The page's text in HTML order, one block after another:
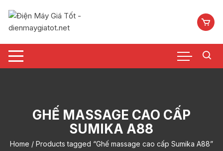
nội
GHẾ MASSAGE CAO CẤP
SUMIKA A88
Home / Products tagged “Ghế massage cao cấp Sumika A88”